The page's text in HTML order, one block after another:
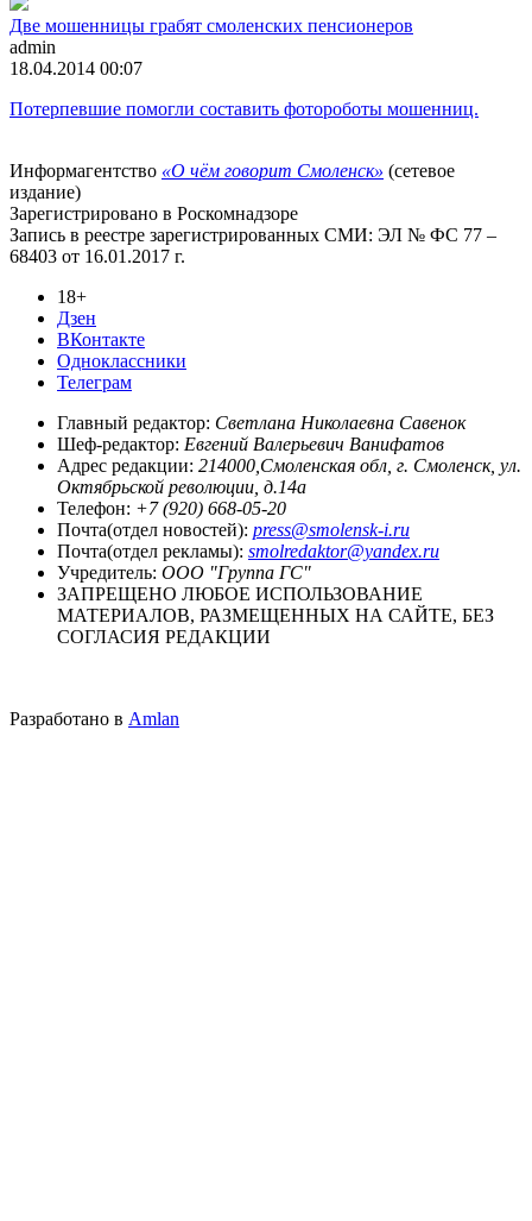
Две мошенницы грабят смоленских пенсионеров
admin
18.04.2014 00:07
Потерпевшие помогли составить фотороботы мошенниц.
Информагентство «О чём говорит Смоленск» (сетевое
издание)
Зарегистрировано в Роскомнадзоре
Запись в реестре зарегистрированных СМИ: ЭЛ № ФС 77 –
68403 от 16.01.2017 г.
18+
Дзен
ВКонтакте
Одноклассники
Телеграм
Главный редактор: Светлана Николаевна Савенок
Шеф-редактор: Евгений Валерьевич Ванифатов
Адрес редакции: 214000,Смоленская обл, г. Смоленск, ул.
Октябрьской революции, д.14а
Телефон: +7 (920) 668-05-20
Почта(отдел новостей): press@smolensk-i.ru
Почта(отдел рекламы): smolredaktor@yandex.ru
Учредитель: ООО "Группа ГС"
ЗАПРЕЩЕНО ЛЮБОЕ ИСПОЛЬЗОВАНИЕ
МАТЕРИАЛОВ, РАЗМЕЩЕННЫХ НА САЙТЕ, БЕЗ
СОГЛАСИЯ РЕДАКЦИИ
Разработано в Amlan